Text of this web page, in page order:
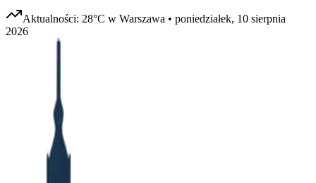
Aktualności: 28°C w Warszawa • poniedziałek, 10 sierpnia
2026